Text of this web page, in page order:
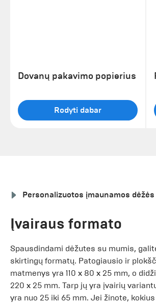
Dovanų pakavimo popierius
Rodyti dabar
Personalizuotos įmaunamos dėžės
Įvairaus formato
Spausdindami dėžutes su mumis,
skirtingų formatų. Patogiausio ir
matmenys yra 110 x 80 x 25 mm, o
220 x 25 mm. Tarp jų yra įvairių
yra nuo 25 iki 65 mm. Jei žinote,